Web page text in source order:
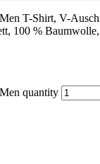
T-Shirt, V-
100 %
quantity